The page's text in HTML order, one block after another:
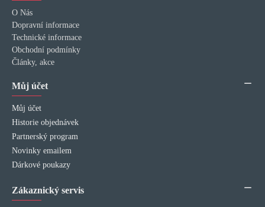
O Nás
Dopravní informace
Technické informace
Obchodní podmínky
Články, akce
Můj účet
Můj účet
Historie objednávek
Partnerský program
Novinky emailem
Dárkové poukazy
Zákaznický servis